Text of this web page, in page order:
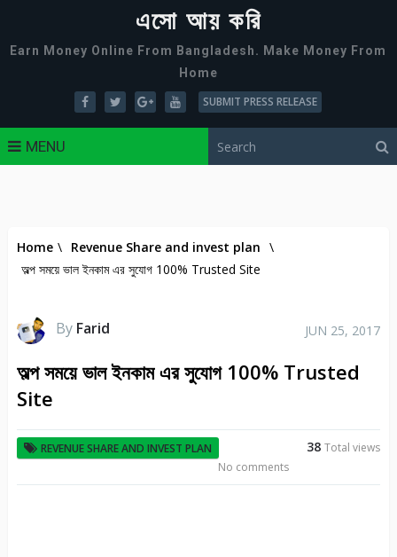
এসো আয় করি
Earn Money Online From Bangladesh. Make Money From
Home
SUBMIT PRESS RELEASE
MENU
Home \ Revenue Share and invest plan \
অল্প সময়ে ভাল ইনকাম এর সুযোগ 100% Trusted Site
By Farid JUN 25, 2017
অল্প সময়ে ভাল ইনকাম এর সুযোগ 100% Trusted
Site
REVENUE SHARE AND INVEST PLAN 38Total views
No comments